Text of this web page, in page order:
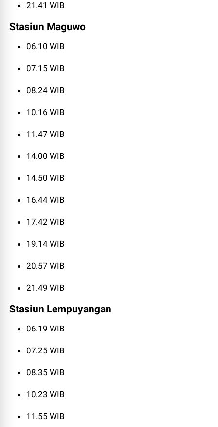
21.41 WIB
Stasiun Maguwo
06.10 WIB
07.15 WIB
08.24 WIB
10.16 WIB
11.47 WIB
14.00 WIB
14.50 WIB
16.44 WIB
17.42 WIB
19.14 WIB
20.57 WIB
21.49 WIB
Stasiun Lempuyangan
06.19 WIB
07.25 WIB
08.35 WIB
10.23 WIB
11.55 WIB